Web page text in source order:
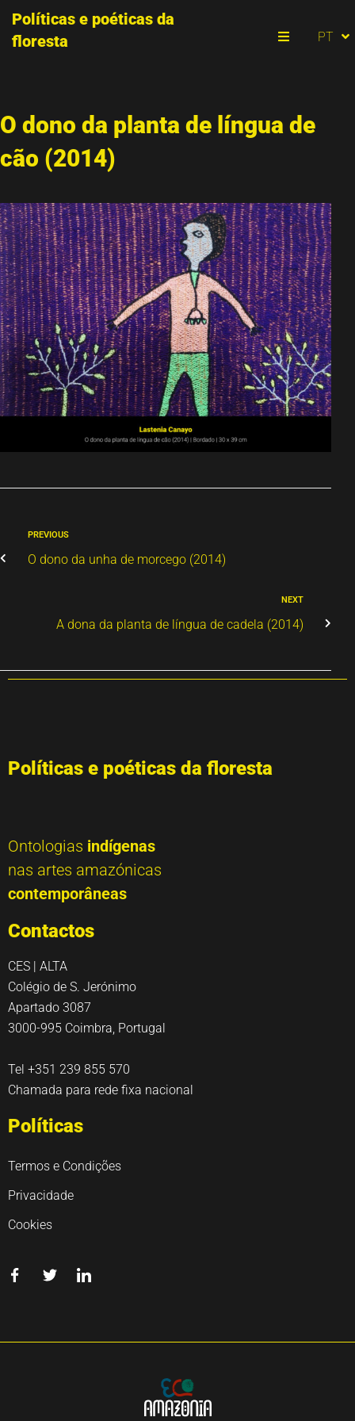
Políticas e poéticas da
floresta
PT
EN
O dono da planta de língua de
cão (2014)
PREVIOUS
O dono da unha de morcego (2014)
NEXT
A dona da planta de língua de cadela (2014)
Políticas e poéticas da floresta
Ontologias indígenas
nas artes amazónicas
contemporâneas
Contactos
CES | ALTA
Colégio de S. Jerónimo
Apartado 3087
3000-995 Coimbra, Portugal
Tel +351 239 855 570
Chamada para rede fixa nacional
Políticas
Termos e Condições
Privacidade
Cookies